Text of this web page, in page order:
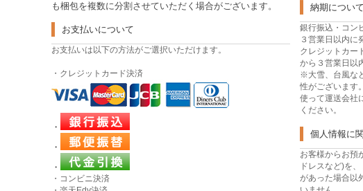
も梱包を複数に分割させていただく場合がございます。
お支払いについて
お支払いは以下の方法がご選択いただけます。
・クレジットカード決済
・
・
・
・コンビニ決済
納期について
銀行振込・コン
３営業日以内に
クレジットカー
から３営業日以
※大雪、台風な
性がございます
使って運送会社
ください。
個人情報に
お客様からお預
ドレスなど)を
があった場合以